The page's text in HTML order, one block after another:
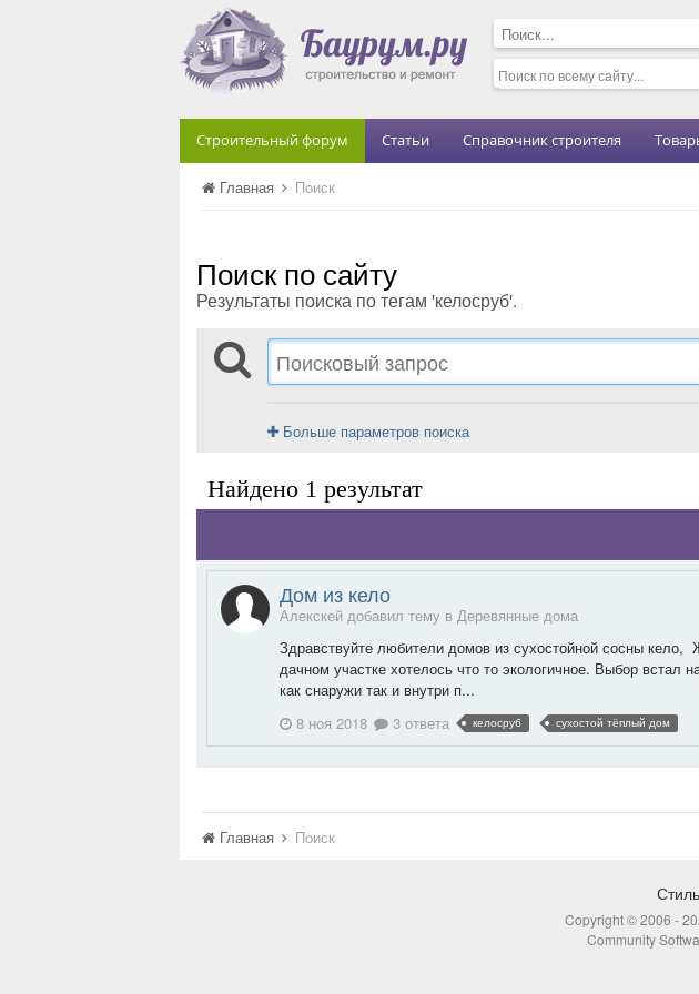
Строительный форум Статьи Справочник строителя
Главная Поиск
Поиск по сайту
Результаты поиска по тегам 'келосруб'.
Больше параметров поиска
Найдено 1 результат
Дом из кело
Алекскей добавил тему в Деревянные дома
Здравствуйте любители домов из сухостойной сосны кело,
дачном участке хотелось что то экологичное. Выбор встал
как снаружи так и внутри п...
8 ноя 2018
3 ответа келосруб сухостой тёплый дом
Главная Поиск
Стиль
Copyright © 2006 -
Community